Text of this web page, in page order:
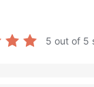
5 out of 5